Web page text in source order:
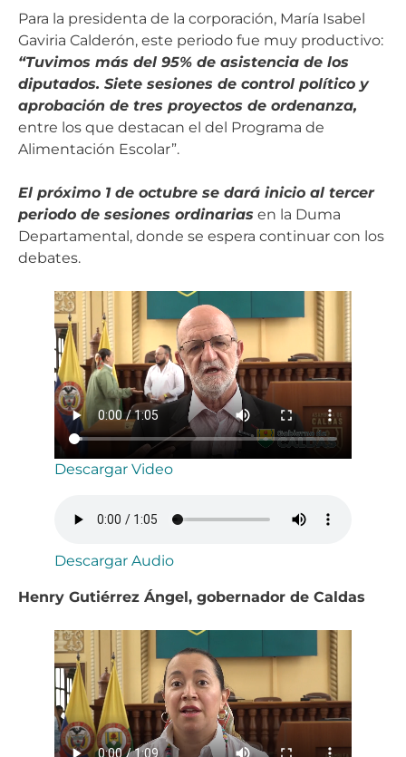
Para la presidenta de la corporación, María Isabel
Gaviria Calderón, este periodo fue muy productivo:
“Tuvimos más del 95% de asistencia de los
diputados. Siete sesiones de control político y
aprobación de tres proyectos de ordenanza,
entre los que destacan el del Programa de
Alimentación Escolar”.
El próximo 1 de octubre se dará inicio al tercer
periodo de sesiones ordinarias en la Duma
Departamental, donde se espera continuar con los
debates.
Descargar Video
Descargar Audio
Henry Gutiérrez Ángel, gobernador de Caldas